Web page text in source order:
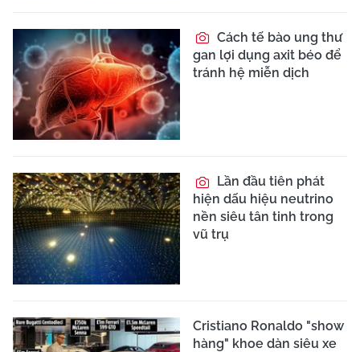
Cách tế bào ung thư
gan lợi dụng axit béo để
tránh hệ miễn dịch
Lần đầu tiên phát
hiện dấu hiệu neutrino
nền siêu tân tinh trong
vũ trụ
Cristiano Ronaldo "show
hàng" khoe dàn siêu xe